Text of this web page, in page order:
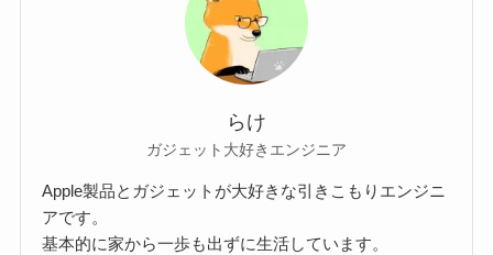
らけ
ガジェット大好きエンジニア
Apple製品とガジェットが大好きな引きこもりエンジニ
アです。
基本的に家から一歩も出ずに生活しています。